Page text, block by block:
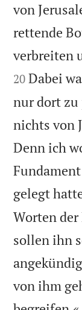
von
rettende
verbreiten
20 Dabei
nur dort zu
nichts von
Denn ich
gelegt
Worten
sollen ihn
von ihm